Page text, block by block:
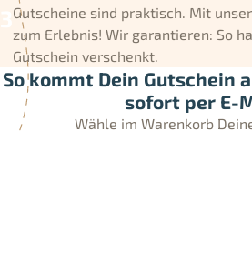
Gutscheine sind praktisch. Mit
zum Erlebnis! Wir garantieren: So
Gutschein verschenkt.
So kommt Dein Gutschein
sofort per E-
Wähle im Warenkorb